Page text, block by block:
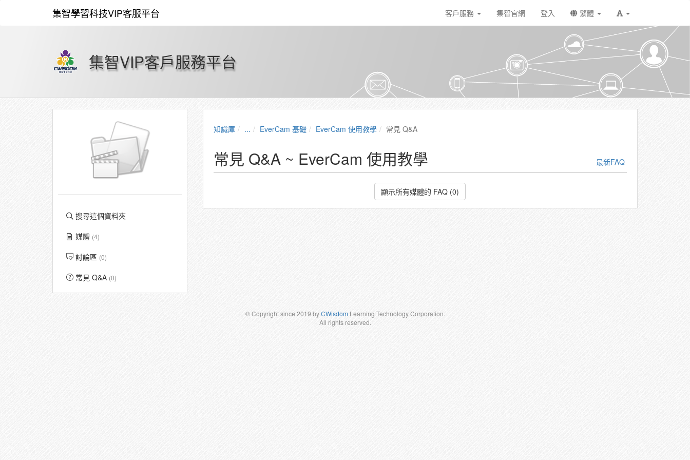
集智學習科技VIP客服平台 客戶服務 集智官網 登入 繁體
集智VIP客戶服務平台
搜尋這個資料夾
媒體 (4)
討論區 (0)
常見 Q&A (0)
知識庫 ... EverCam 基礎 EverCam 使用教學 常見 Q&A
常見 Q&A ~ EverCam 使用教學 最新FAQ
顯示所有媒體的 FAQ (0)
© Copyright since 2019 byCWisdomLearning Technology Corporation.
All rights reserved.